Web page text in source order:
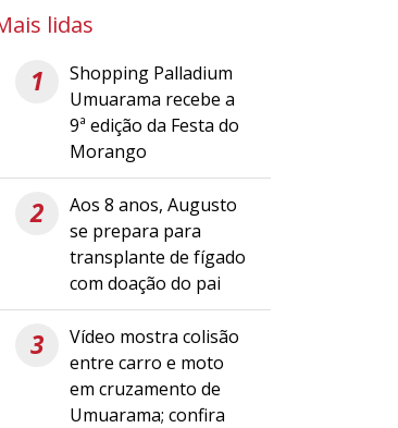
lidas
1
Shopping Palladium
Umuarama recebe a
9ª edição da Festa do
Morango
2
Aos 8 anos, Augusto
se prepara para
transplante de fígado
com doação do pai
3
Vídeo mostra colisão
entre carro e moto
em cruzamento de
Umuarama; confira